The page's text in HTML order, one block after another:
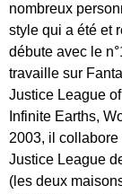
nombreux
style qui a été et
débute avec le
travaille sur
Justice League
Infinite Earths,
2003, il
Justice League
(les deux